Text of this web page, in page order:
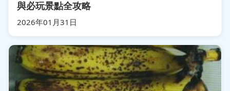
與必玩景點全攻略
2026年01月31日